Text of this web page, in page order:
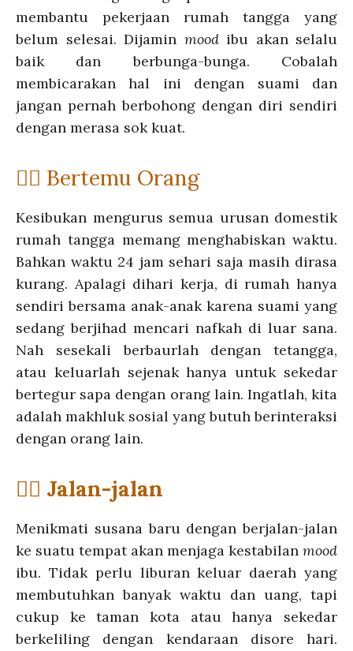
membantu pekerjaan rumah tangga yang
belum selesai. Dijamin mood ibu akan selalu
baik dan berbunga-bunga. Cobalah
membicarakan hal ini dengan suami dan
jangan pernah berbohong dengan diri sendiri
dengan merasa sok kuat.
💁‍♀️ Bertemu Orang
Kesibukan mengurus semua urusan domestik
rumah tangga memang menghabiskan waktu.
Bahkan waktu 24 jam sehari saja masih dirasa
kurang. Apalagi dihari kerja, di rumah hanya
sendiri bersama anak-anak karena suami yang
sedang berjihad mencari nafkah di luar sana.
Nah sesekali berbaurlah dengan tetangga,
atau keluarlah sejenak hanya untuk sekedar
bertegur sapa dengan orang lain. Ingatlah, kita
adalah makhluk sosial yang butuh berinteraksi
dengan orang lain.
💁‍♀️ Jalan-jalan
Menikmati susana baru dengan berjalan-jalan
ke suatu tempat akan menjaga kestabilan mood
ibu. Tidak perlu liburan keluar daerah yang
membutuhkan banyak waktu dan uang, tapi
cukup ke taman kota atau hanya sekedar
berkeliling dengan kendaraan disore hari.